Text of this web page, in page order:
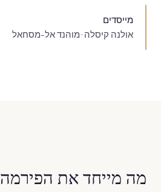
מייסדים
אולנה קיסלה · מוהנד אל-מסחאל
מה מייחד את הפירמה